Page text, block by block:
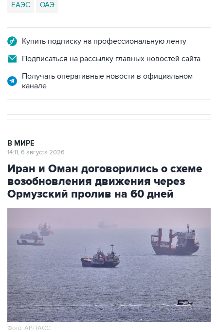
ЕАЭС ОАЭ
Купить подписку на профессиональную ленту
Подписаться на рассылку главных новостей сайта
Получать оперативные новости в официальном
канале
В МИРЕ
14:11, 6 августа 2026
Иран и Оман договорились о схеме
возобновления движения через
Ормузский пролив на 60 дней
Фото: AP/ТАСС